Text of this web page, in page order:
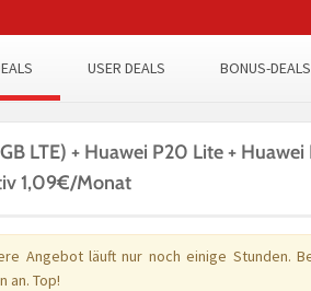
USER DEALS BONUS-DEALS
LTE) + Huawei P20 Lite +
1,09€/Monat
Angebot läuft nur noch einige Stunden.
an. Top!